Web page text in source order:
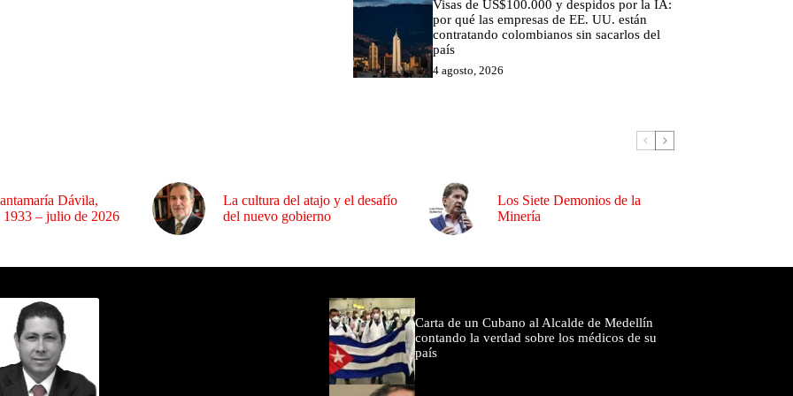
Visas de US$100.000 y despidos por la IA:
por qué las empresas de EE. UU. están
contratando colombianos sin sacarlos del
país
4 agosto, 2026
Dávila,
1933 – julio de 2026
La cultura del atajo y el desafío
del nuevo gobierno
Los Siete Demonios de la
Minería
Carta de un Cubano al Alcalde de Medellín
contando la verdad sobre los médicos de su
país